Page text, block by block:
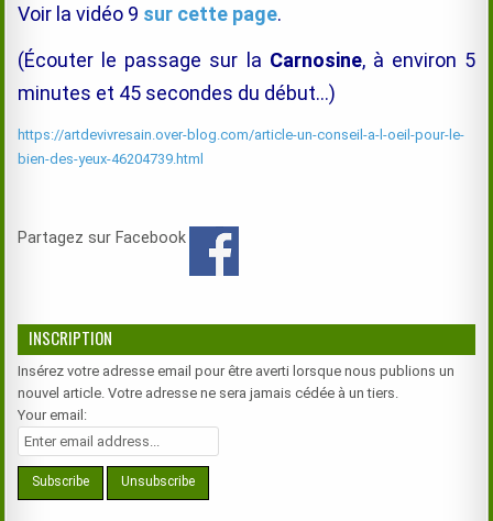
Voir la vidéo 9 sur cette page.
(Écouter le passage sur la Carnosine, à environ 5
minutes et 45 secondes du début…)
https://artdevivresain.over-blog.com/article-un-conseil-a-l-oeil-pour-le-
bien-des-yeux-46204739.html
Partagez sur Facebook
INSCRIPTION
Insérez votre adresse email pour être averti lorsque nous publions un
nouvel article. Votre adresse ne sera jamais cédée à un tiers.
Your email: